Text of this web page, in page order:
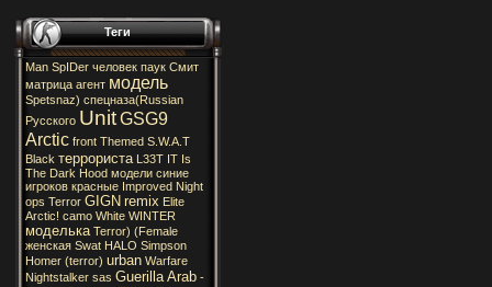
Теги
Man SpIDer человек паук Смит
матрица агент модель
Spetsnaz) спецназа(Russian
Русского UnitGSG9
Arctic front Themed S.W.A.T
Black террориста L33T IT Is
The Dark Hood модели синие
игроков красные Improved Night
ops Terror GIGN remix Elite
Arctic! camo White WINTER
моделька Terror) (Female
женская Swat HALO Simpson
Homer (terror) urban Warfare
Nightstalker sas Guerilla Arab -